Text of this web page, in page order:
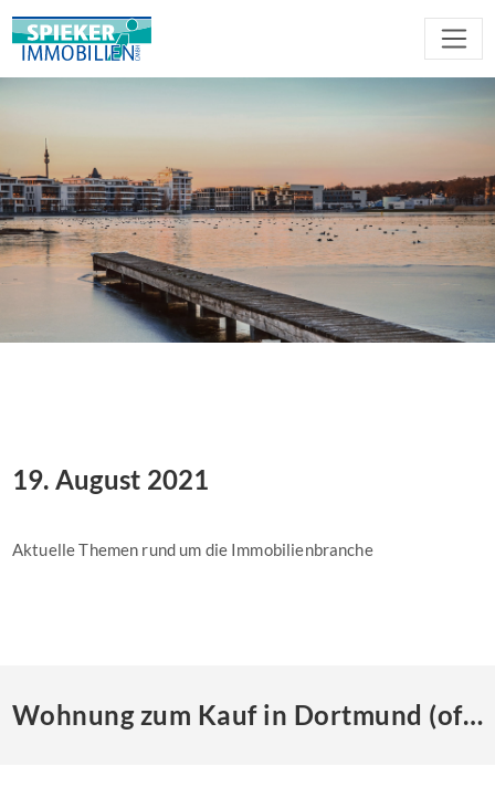
19. August 2021
Aktuelle Themen rund um die Immobilienbranche
Wohnung zum Kauf in Dortmund (offen)